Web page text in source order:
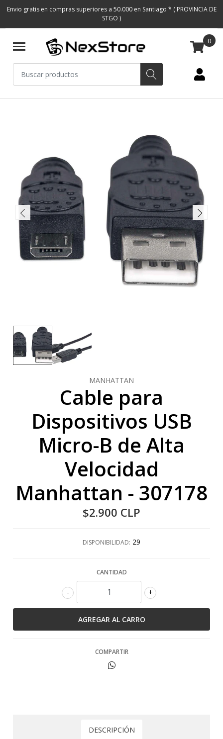
Envio gratis en compras superiores a 50.000 en Santiago * ( PROVINCIA DE
STGO )
0
MANHATTAN
Cable para
Dispositivos USB
Micro-B de Alta
Velocidad
Manhattan - 307178
$2.900 CLP
DISPONIBILIDAD: 29
CANTIDAD
+
-
COMPARTIR
DESCRIPCIÓN